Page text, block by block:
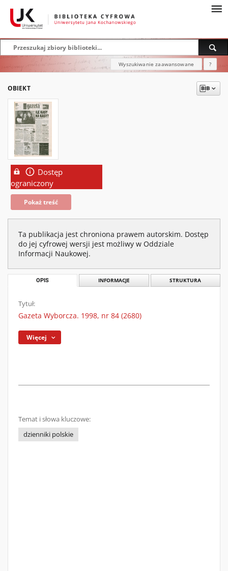
Wyszukiwanie zaawansowane ?
OBIEKT
Dostęp
ograniczony
Pokaż treść
Ta publikacja jest chroniona prawem autorskim. Dostęp
do jej cyfrowej wersji jest możliwy w Oddziale
Informacji Naukowej.
OPIS INFORMACJE STRUKTURA
Tytuł:
Gazeta Wyborcza. 1998, nr 84 (2680)
Więcej
Temat i słowa kluczowe:
dzienniki polskie